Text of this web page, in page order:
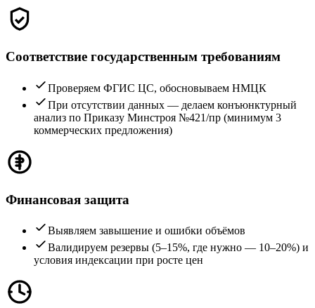
Соответствие государственным требованиям
Проверяем ФГИС ЦС, обосновываем НМЦК
При отсутствии данных — делаем конъюнктурный
анализ по Приказу Минстроя №421/пр (минимум 3
коммерческих предложения)
Финансовая защита
Выявляем завышение и ошибки объёмов
Валидируем резервы (5–15%, где нужно — 10–20%) и
условия индексации при росте цен